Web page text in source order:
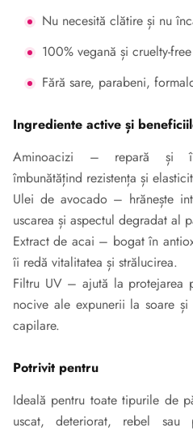
Nu necesită clătire și nu
100% vegană și cruelty-free
Fără sare, parabeni,
Ingrediente active și
Aminoacizi – repară și
îmbunătățind rezistența și
Ulei de avocado – hrănește
uscarea și aspectul degradat al
Extract de acai – bogat în
îi redă vitalitatea și strălucirea.
Filtru UV – ajută la protejarea
nocive ale expunerii la soare
capilare.
Potrivit pentru
Ideală pentru toate tipurile de
uscat, deteriorat, rebel sau